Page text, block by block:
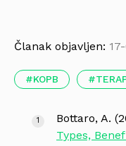
Članak objavljen:
KOPB
Bottaro, A.
Types,